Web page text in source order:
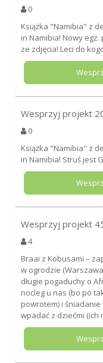
0
Książka "Namibia" z
in Namibia! Nowy
ze zdjęcia! Leci do
Wesprzyj projekt
0
Książka "Namibia" z
in Namibia! Struś jest
Wesprzyj projekt
4
Braai z Kobusami –
w ogrodzie
długie pogaduchy o
nocleg u nas (bo po
powrotem) i
wpadać z dziećmi (ich